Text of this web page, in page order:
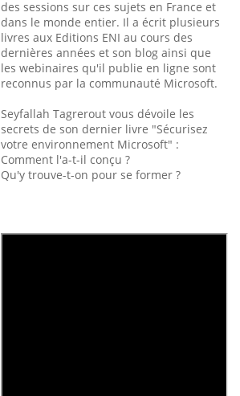
des sessions sur ces sujets en France et
dans le monde entier. Il a écrit plusieurs
livres aux Editions ENI au cours des
dernières années et son blog ainsi que
les webinaires qu'il publie en ligne sont
reconnus par la communauté Microsoft.
Seyfallah Tagrerout vous dévoile les
secrets de son dernier livre "Sécurisez
votre environnement Microsoft" :
Comment l'a-t-il conçu ?
Qu'y trouve-t-on pour se former ?